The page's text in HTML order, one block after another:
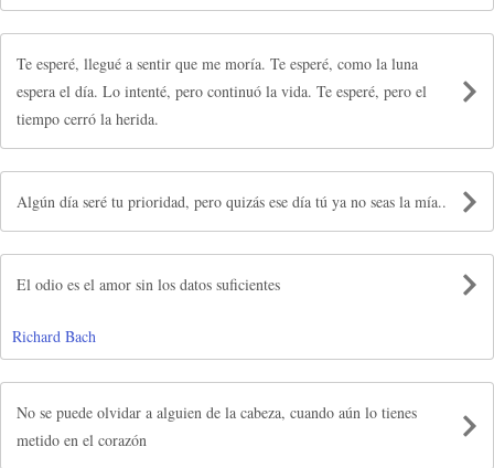
Te esperé, llegué a sentir que me moría. Te esperé, como la luna
espera el día. Lo intenté, pero continuó la vida. Te esperé, pero el
tiempo cerró la herida.
Algún día seré tu prioridad, pero quizás ese día tú ya no seas la mía..
El odio es el amor sin los datos suficientes
Richard Bach
No se puede olvidar a alguien de la cabeza, cuando aún lo tienes
metido en el corazón